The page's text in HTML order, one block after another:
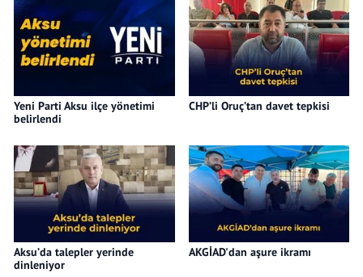
Yeni Parti Aksu ilçe yönetimi
belirlendi
CHP’li Oruç’tan davet tepkisi
Aksu’da talepler yerinde
dinleniyor
AKGİAD'dan aşure ikramı